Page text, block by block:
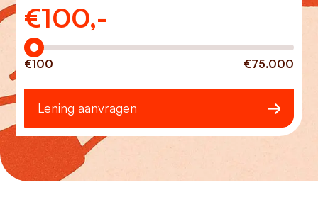
€100,-
Hoeveel wilt u lenen?
€100 €75.000
Lening aanvragen